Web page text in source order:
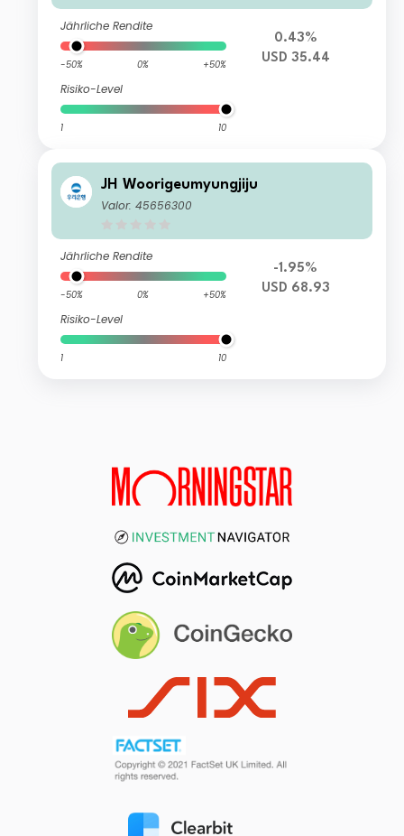
Jährliche Rendite
-50% 0% +50%
Risiko-Level
1 10
0.43%
USD 35.44
JH Woorigeumyungjiju
Valor: 45656300
Jährliche Rendite
-50% 0% +50%
Risiko-Level
1 10
-1.95%
USD 68.93